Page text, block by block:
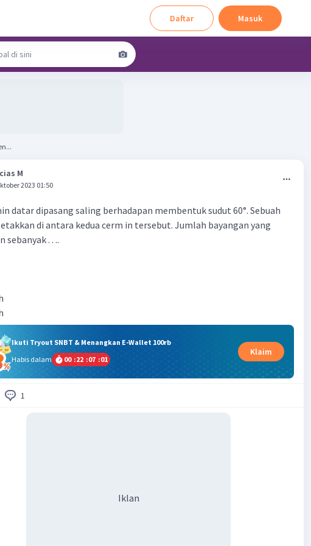
Daftar Masuk
M
2023 01:50
datar dipasang saling berhadapan membentuk sudut 60°. Sebuah
di antara kedua cerm in tersebut. Jumlah bayangan yang
sebanyak . . ..
Ikuti Tryout SNBT & Menangkan E-Wallet 100rb
Habis dalam
00 :22 :07 :00
Klaim
1
Iklan